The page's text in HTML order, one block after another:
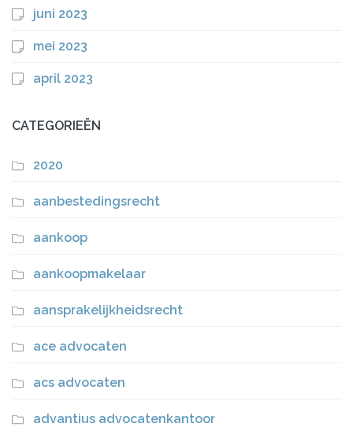
juni 2023
mei 2023
april 2023
CATEGORIEËN
2020
aanbestedingsrecht
aankoop
aankoopmakelaar
aansprakelijkheidsrecht
ace advocaten
acs advocaten
advantius advocatenkantoor